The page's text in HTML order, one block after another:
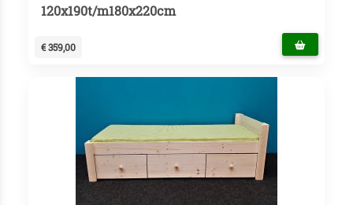
120x190t/m180x220cm
€ 359,00